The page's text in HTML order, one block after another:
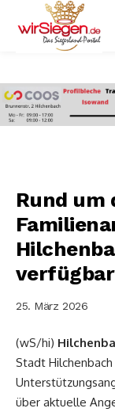
Rund um
verfügbar
25. März 2026
(wS/hi)
Stadt
über aktuelle